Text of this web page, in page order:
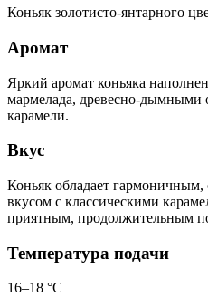
Коньяк золотисто-янтарного
Аромат
Яркий аромат коньяка
мармелада, древесно-дымными
карамели.
Вкус
Коньяк обладает
вкусом с классическими
приятным, продолжительным
Температура подачи
16–18 °С